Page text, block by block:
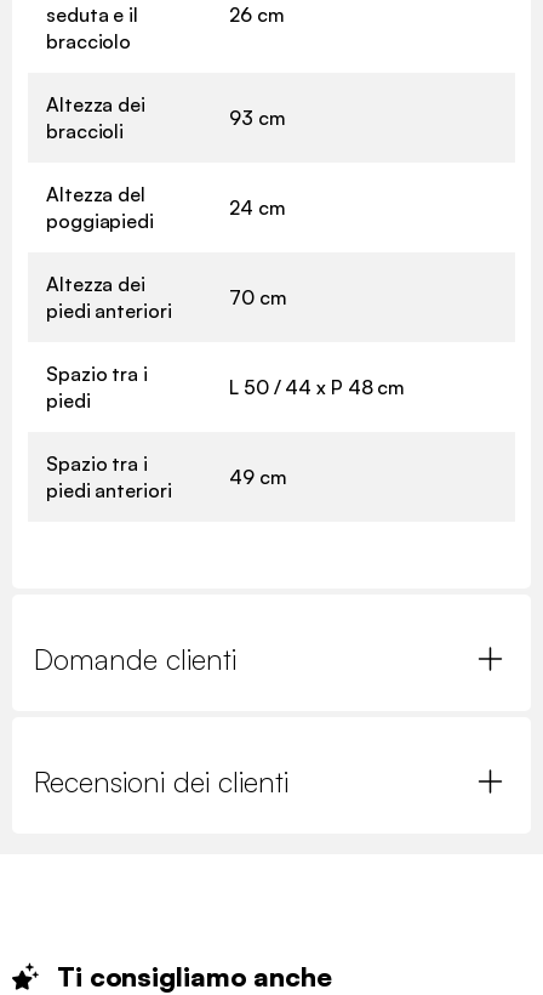
seduta e il
bracciolo
26 cm
Altezza dei
braccioli
93 cm
Altezza del
poggiapiedi
24 cm
Altezza dei
piedi anteriori
70 cm
Spazio tra i
piedi
L 50 / 44 x P 48 cm
Spazio tra i
piedi anteriori
49 cm
Domande clienti
Recensioni dei clienti
Ti consigliamo anche